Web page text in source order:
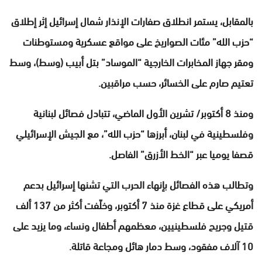
بالمقابل، يستمر انطلاق صفارات الإنذار شمال إسرائيل إثر إطلاق
“حزب الله” مئات الصواريخ على مواقع عسكرية ومستوطنات
ومقر جهاز المخابرات الخارجية “الموساد” بتل أبيب (وسط)، وسط
تعتيم صارم على الخسائر، حسب مراقبين.
ومنذ 8 أكتوبر/ تشرين الأول الماضي، تتبادل فصائل لبنانية
وفلسطينية في لبنان، أبرزها “حزب الله”، مع الجيش الإسرائيلي
قصفا يوميا عبر “الخط الأزرق” الفاصل.
​​​​​​​وتطالب هذه الفصائل بإنهاء الحرب التي تشنها إسرائيل بدعم
أمريكي على قطاع غزة منذ 7 أكتوبر، وخلّفت أكثر من 137 ألف
قتيل وجريح فلسطينيين، معظمهم أطفال ونساء، وما يزيد على
10 آلاف مفقود، وسط دمار هائل ومجاعة قاتلة.